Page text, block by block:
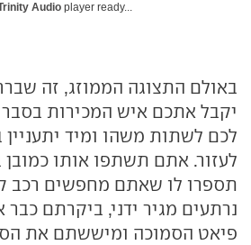
Audio player ready...
באולם התצוגה הממוזג, זה
יקבל אתכם איש המכירות בסבר
לכם לשתות משהו ומיד יתעניין
לעזור. אתם תשתפו אותו
תספרו לו שאתם מחפשים רכב
נרתעים מגיר ידני, ביקרתם
פיאט הסמוכה ומיששתם את